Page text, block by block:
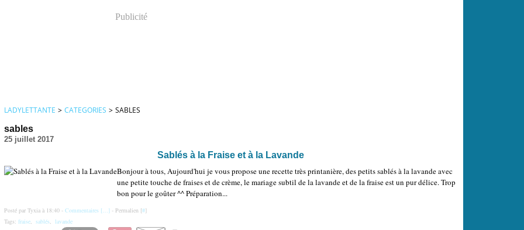
Publicité
LADYLETTANTE > CATEGORIES > SABLES
sables
25 juillet 2017
Sablés à la Fraise et à la Lavande
Bonjour à tous, Aujourd'hui je vous propose une recette très printanière, des petits sablés à la lavande avec
une petite touche de fraises et de crème, le mariage subtil de la lavande et de la fraise est un pur délice. Trop
bon pour le goûter ^^ Préparation...
Posté par Tyxia à 18:40 - Commentaires […]- Permalien [#]
Tags: fraise, sablés, lavande